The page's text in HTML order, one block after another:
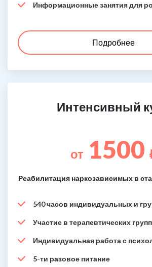
Информационные занятия для
Подробнее
Интенсивный
от 1500
Реабилитация наркозависимых в
540 часов индивидуальных и
Участие в терапевтических
Индивидуальная работа с
5-ти разовое питание